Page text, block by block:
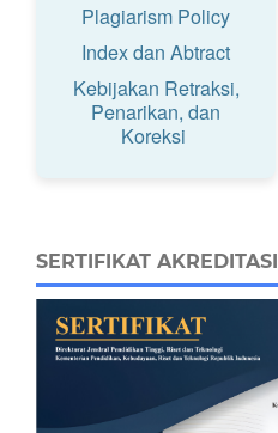
Plagiarism Policy
Index dan Abtract
Kebijakan Retraksi,
Penarikan, dan
Koreksi
SERTIFIKAT AKREDITASI